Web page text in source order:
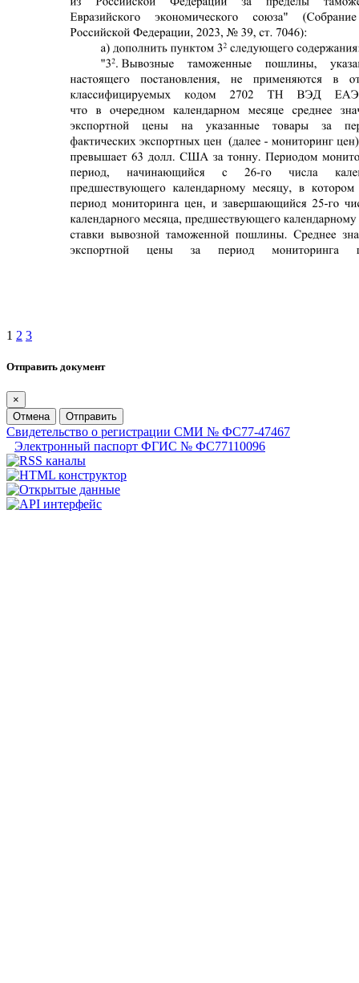
1 2 3
Отправить документ
×
Отмена
Отправить
Свидетельство о регистрации СМИ № ФС77-47467
Электронный паспорт ФГИС № ФС77110096